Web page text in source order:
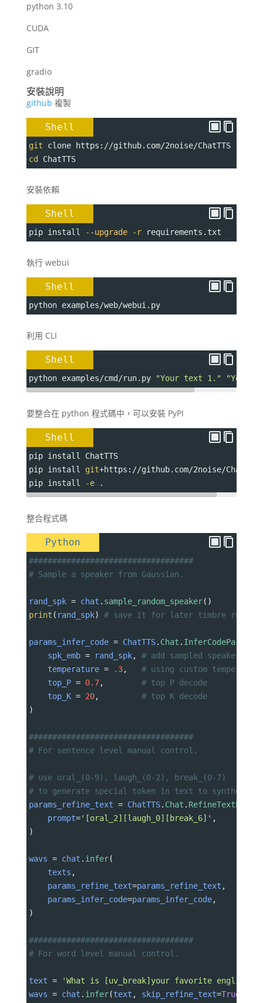
python 3.10
CUDA
GIT
gradio
安裝說明
github 複製
Shell
git clone https://github.com/2noise/ChatTTS
cd
ChatTTS
安裝依賴
Shell
pip install --upgrade -r requirements.txt
執行 webui
Shell
python examples/web/webui.py
利用 CLI
Shell
python examples/cmd/run.py "Your text 1." "Your
要整合在 python 程式碼中，可以安裝 PyPI
Shell
pip install ChatTTS
pip install git+https://github.com/2noise/ChatTTS
pip install
-e .
整合程式碼
Python
###################################
# Sample a speaker from Gaussian.
rand_spk = chat . sample_random_speaker()
print ( rand_spk) # save it for later timbre
params_infer_code = ChatTTS. Chat . InferCodeParams
spk_emb = rand_spk, # add sampled speaker
temperature = .3, # using custom temperature
top_P = 0.7, # top P decode
top_K = 20, # top K decode
)
###################################
# For sentence level manual control.
# use oral_(0-9), laugh_(0-2), break_(0-7)
# to generate special token in text to synthesize.
params_refine_text = ChatTTS. Chat . RefineTextParams
prompt='[oral_2][laugh_0][break_6]' ,
)
wavs = chat . infer(
texts ,
params_refine_text=params_refine_text ,
params_infer_code=params_infer_code,
)
###################################
# For word level manual control.
text =
'What is [uv_break]your favorite english
wavs = chat . infer(text , skip_refine_text=True